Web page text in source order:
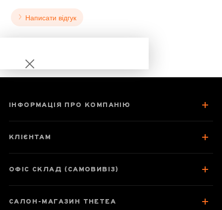
Написати відгук
Паспорт товару
Про чай
ІНФОРМАЦІЯ ПРО КОМПАНІЮ
КЛІЄНТАМ
ОФІС СКЛАД (САМОВИВІЗ)
САЛОН-МАГАЗИН THETEA